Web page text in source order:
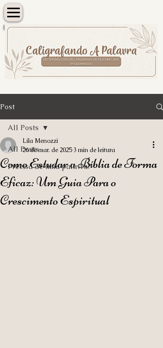
Post
All Posts
Precisa de uma palavra?
All Posts
Como Estudar a Bíblia de Forma
Eficaz: Um Guia Para o
Crescimento Espiritual
Lila Menozzi
26 de mar. de 2025 3 min de leitura